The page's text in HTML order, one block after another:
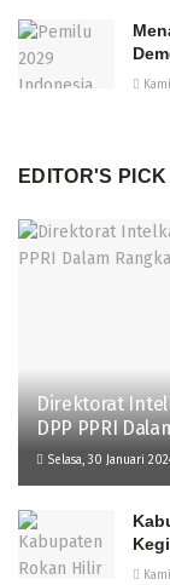
EDITOR'S PICK
Direktorat
DPP PPRI
Selasa, 30 Januari